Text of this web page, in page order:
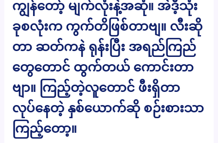
ကျွန်တော့် မျက်လုံးနဲ့အဆုံ။ အဲဒီ့သုံး
ခုစလုံးက ကွက်တိဖြစ်တာဗျ။ လီးဆို
တာ ဆတ်ကနဲ ရုန်းပြီး အရည်ကြည်
တွေတောင် ထွက်တယ် ကောင်းတာ
ဗျာ။ ကြည့်တဲ့လူတောင် ဖီးရှိတာ
လုပ်နေတဲ့ နှစ်ယောက်ဆို စဉ်းစားသာ
ကြည့်တော့။